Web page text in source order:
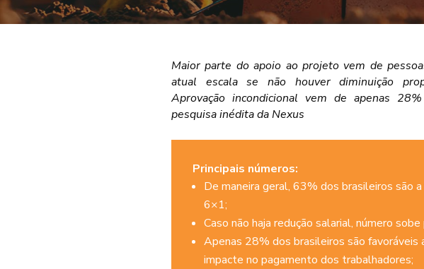
Maior parte do apoio ao projeto vem de
atual escala se não houver diminuição
Aprovação incondicional vem de apenas
pesquisa inédita da Nexus
Principais números:
De maneira geral, 63% dos brasileiros são
6×1;
Caso não haja redução salarial, número
Apenas 28% dos brasileiros são favoráveis
impacte no pagamento dos trabalhadores;